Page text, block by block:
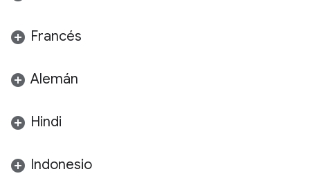
Francés
Alemán
Hindi
Indonesio